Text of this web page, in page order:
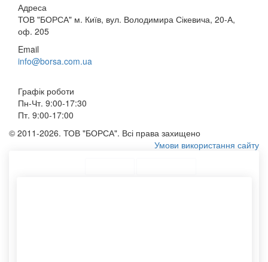
Адреса
ТОВ "БОРСА" м. Київ, вул. Володимира Сікевича, 20-А,
оф. 205
Email
info@borsa.com.ua
Графік роботи
Пн-Чт. 9:00-17:30
Пт. 9:00-17:00
© 2011-2026. ТОВ "БОРСА". Всі права захищено
Умови використання сайту